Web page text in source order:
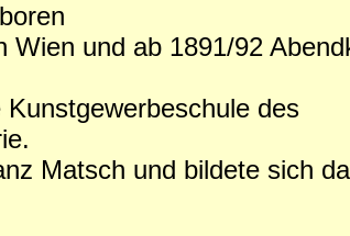
Wien und ab 1891/92
des
Matsch und bildete sich